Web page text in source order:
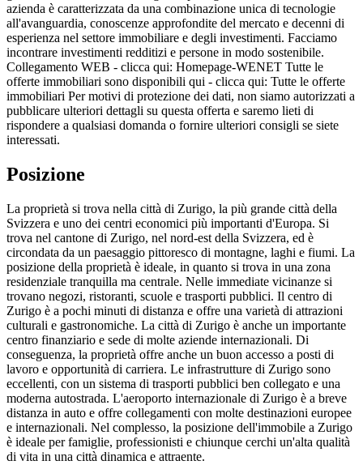
azienda è caratterizzata da una combinazione unica di tecnologie
all'avanguardia, conoscenze approfondite del mercato e decenni di
esperienza nel settore immobiliare e degli investimenti. Facciamo
incontrare investimenti redditizi e persone in modo sostenibile.
Collegamento WEB - clicca qui: Homepage-WENET Tutte le
offerte immobiliari sono disponibili qui - clicca qui: Tutte le offerte
immobiliari Per motivi di protezione dei dati, non siamo autorizzati a
pubblicare ulteriori dettagli su questa offerta e saremo lieti di
rispondere a qualsiasi domanda o fornire ulteriori consigli se siete
interessati.
Posizione
La proprietà si trova nella città di Zurigo, la più grande città della
Svizzera e uno dei centri economici più importanti d'Europa. Si
trova nel cantone di Zurigo, nel nord-est della Svizzera, ed è
circondata da un paesaggio pittoresco di montagne, laghi e fiumi. La
posizione della proprietà è ideale, in quanto si trova in una zona
residenziale tranquilla ma centrale. Nelle immediate vicinanze si
trovano negozi, ristoranti, scuole e trasporti pubblici. Il centro di
Zurigo è a pochi minuti di distanza e offre una varietà di attrazioni
culturali e gastronomiche. La città di Zurigo è anche un importante
centro finanziario e sede di molte aziende internazionali. Di
conseguenza, la proprietà offre anche un buon accesso a posti di
lavoro e opportunità di carriera. Le infrastrutture di Zurigo sono
eccellenti, con un sistema di trasporti pubblici ben collegato e una
moderna autostrada. L'aeroporto internazionale di Zurigo è a breve
distanza in auto e offre collegamenti con molte destinazioni europee
e internazionali. Nel complesso, la posizione dell'immobile a Zurigo
è ideale per famiglie, professionisti e chiunque cerchi un'alta qualità
di vita in una città dinamica e attraente.